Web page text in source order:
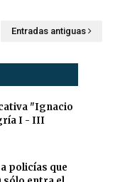
Entradas antiguas
"Ignacio
I - III
policías que